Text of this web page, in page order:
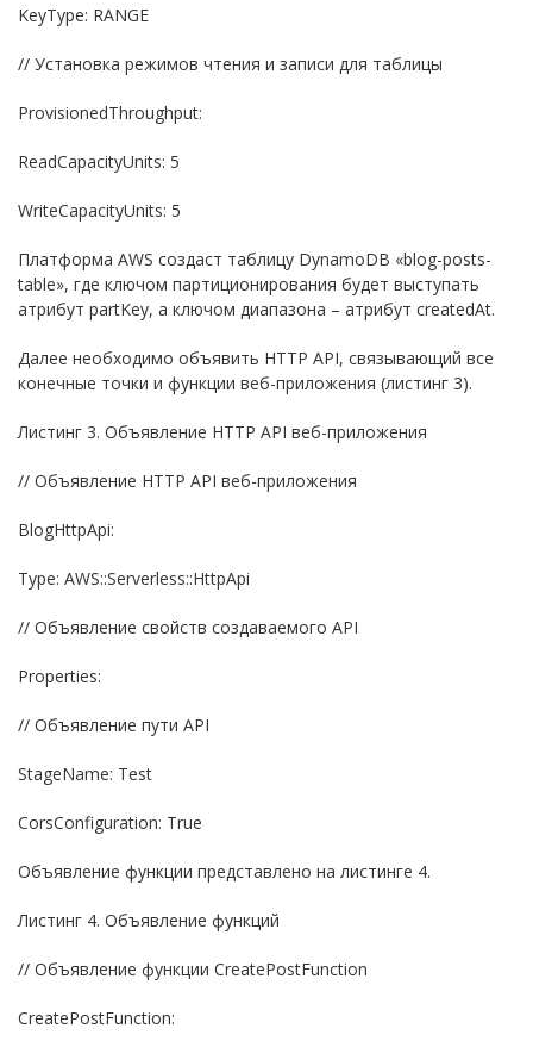
KeyType: RANGE
// Установка режимов чтения и записи для таблицы
ProvisionedThroughput:
ReadCapacityUnits: 5
WriteCapacityUnits: 5
Платформа AWS создаст таблицу DynamoDB «blog-posts-
table», где ключом партиционирования будет выступать
атрибут partKey, а ключом диапазона – атрибут createdAt.
Далее необходимо объявить HTTP API, связывающий все
конечные точки и функции веб-приложения (листинг 3).
Листинг 3. Объявление HTTP API веб-приложения
// Объявление HTTP API веб-приложения
BlogHttpApi:
Type: AWS::Serverless::HttpApi
// Объявление свойств создаваемого API
Properties:
// Объявление пути API
StageName: Test
CorsConfiguration: True
Объявление функции представлено на листинге 4.
Листинг 4. Объявление функций
// Объявление функции CreatePostFunction
CreatePostFunction: